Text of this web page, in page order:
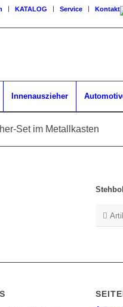
KATALOG Service Kontakt
Innenauszieher
Set im Metallkasten